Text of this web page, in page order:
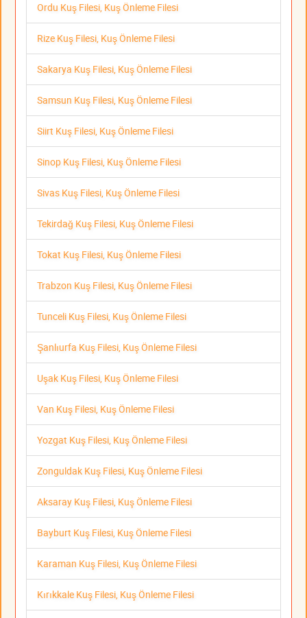
Ordu Kuş Filesi, Kuş Önleme Filesi
Rize Kuş Filesi, Kuş Önleme Filesi
Sakarya Kuş Filesi, Kuş Önleme Filesi
Samsun Kuş Filesi, Kuş Önleme Filesi
Siirt Kuş Filesi, Kuş Önleme Filesi
Sinop Kuş Filesi, Kuş Önleme Filesi
Sivas Kuş Filesi, Kuş Önleme Filesi
Tekirdağ Kuş Filesi, Kuş Önleme Filesi
Tokat Kuş Filesi, Kuş Önleme Filesi
Trabzon Kuş Filesi, Kuş Önleme Filesi
Tunceli Kuş Filesi, Kuş Önleme Filesi
Şanlıurfa Kuş Filesi, Kuş Önleme Filesi
Uşak Kuş Filesi, Kuş Önleme Filesi
Van Kuş Filesi, Kuş Önleme Filesi
Yozgat Kuş Filesi, Kuş Önleme Filesi
Zonguldak Kuş Filesi, Kuş Önleme Filesi
Aksaray Kuş Filesi, Kuş Önleme Filesi
Bayburt Kuş Filesi, Kuş Önleme Filesi
Karaman Kuş Filesi, Kuş Önleme Filesi
Kırıkkale Kuş Filesi, Kuş Önleme Filesi